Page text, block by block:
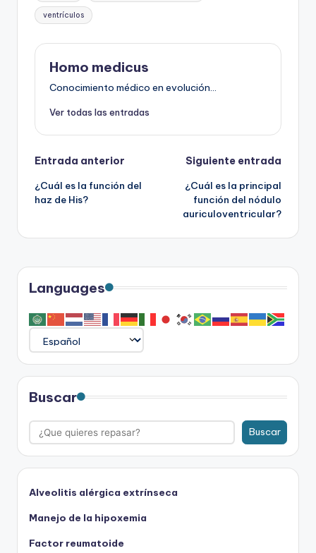
ventrículos
Homo medicus
Conocimiento médico en evolución...
Ver todas las entradas
Navegación
de
Entrada anterior
¿Cuál es la función del
haz de His?
Siguiente entrada
¿Cuál es la principal
función del nódulo
auriculoventricular?
Languages
Buscar
Buscar
Alveolitis alérgica extrínseca
Manejo de la hipoxemia
Factor reumatoide